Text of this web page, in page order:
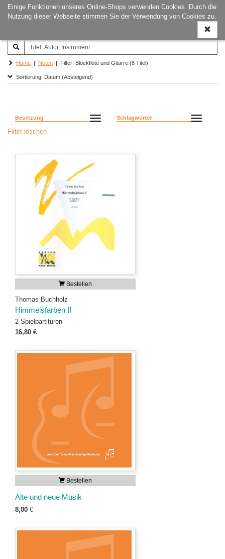
Einige Funktionen unseres Online-Shops verwenden Cookies. Durch die
Nutzung dieser Webseite stimmen Sie der Verwendung von Cookies zu.
ein-/
Joachim‐Trekel‐Musikverlag,
Hamburg
Home | Noten | Filter: Blockflöte und Gitarre (8 Titel)
Sortierung: Datum (Absteigend)
Besetzung Schlagwörter
Filter löschen
Bestellen
Thomas Buchholz
Himmelsfarben II
2 Spielpartituren
16,80 €
Bestellen
Alte und neue Musik
8,00 €